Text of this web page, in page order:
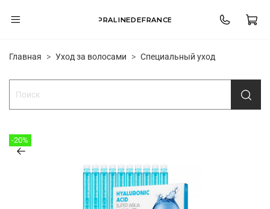
PRALINEDEFRANCE
Главная Уход за волосами Специальный уход
-20%